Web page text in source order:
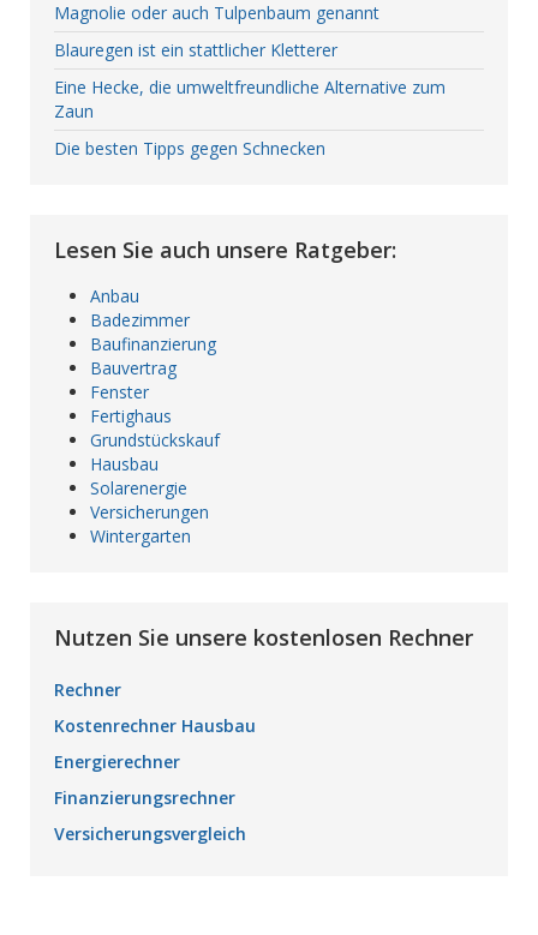
Magnolie oder auch Tulpenbaum genannt
Blauregen ist ein stattlicher Kletterer
Eine Hecke, die umweltfreundliche Alternative zum
Zaun
Die besten Tipps gegen Schnecken
Lesen Sie auch unsere Ratgeber:
Anbau
Badezimmer
Baufinanzierung
Bauvertrag
Fenster
Fertighaus
Grundstückskauf
Hausbau
Solarenergie
Versicherungen
Wintergarten
Nutzen Sie unsere kostenlosen Rechner
Rechner
Kostenrechner Hausbau
Energierechner
Finanzierungsrechner
Versicherungsvergleich